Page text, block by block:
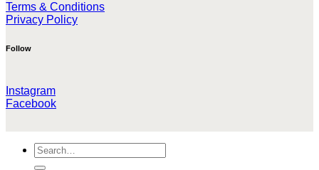
Terms & Conditions
Privacy Policy
Follow
Instagram
Facebook
Search
for: